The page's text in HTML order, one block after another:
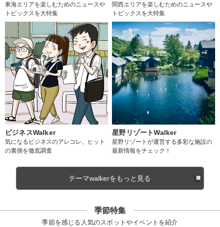
東海エリアを楽しむためのニュースや
トピックスを大特集
関西エリアを楽しむためのニュースや
トピックスを大特集
ビジネスWalker
気になるビジネスのアレコレ、ヒット
の裏側を徹底調査
星野リゾートWalker
星野リゾートが運営する多彩な施設の
最新情報をチェック！
テーマwalkerをもっと見る
季節特集
季節を感じる人気のスポットやイベントを紹介